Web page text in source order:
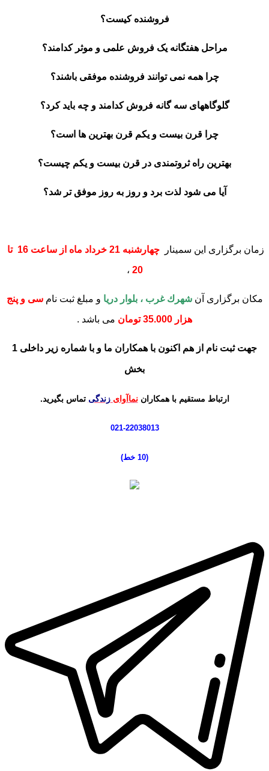
فروشنده کیست؟
مراحل هفتگانه یک فروش علمی و موثر کدامند؟
چرا همه نمی توانند فروشنده موفقی باشند؟
گلوگاههای سه گانه فروش کدامند و چه باید کرد؟
چرا قرن بیست و یکم قرن بهترین ها است؟
بهترین راه ثروتمندی در قرن بیست و یکم چیست؟
آیا می شود لذت برد و روز به روز موفق تر شد؟
زمان برگزاری این سمینار
چهارشنبه 21 خرداد ماه از ساعت 16 تا
20 ،
مکان برگزاری آنشهرك غرب ، بلوار دريا و مبلغ ثبت نامسی و پنج
هزار 35.000 تومان
می باشد .
جهت ثبت نام از هم اکنون با همکاران ما و با شماره زیر داخلی 1
بخش
ارتباط مستقیم با همکاراننماآوای زندگی تماس بگیرید.
021-22038013
(10 خط )